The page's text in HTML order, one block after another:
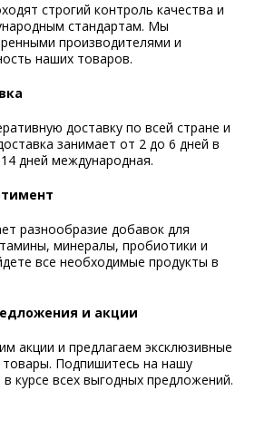
строгий контроль качества и
стандартам. Мы
производителями и
наших товаров.
доставку по всей стране и
занимает от 2 до 6 дней в
дней международная.
разнообразие добавок для
минералы, пробиотики и
все необходимые продукты в
и акции
акции и предлагаем эксклюзивные
товары. Подпишитесь на нашу
курсе всех выгодных предложений.